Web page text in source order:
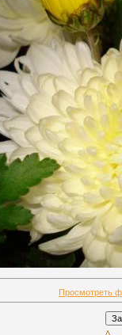
Просмотреть